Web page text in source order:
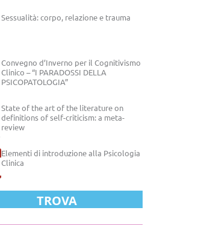
Sessualità: corpo, relazione e trauma
Convegno d’Inverno per il Cognitivismo
Clinico – “I PARADOSSI DELLA
PSICOPATOLOGIA”
State of the art of the literature on
definitions of self-criticism: a meta-
review
Elementi di introduzione alla Psicologia
Clinica
TROVA